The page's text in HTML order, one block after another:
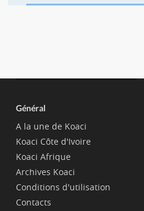
Général
A la une de Koaci
Koaci Côte d'Ivoire
Koaci Afrique
Archives Koaci
Conditions d'utilisation
Contacts